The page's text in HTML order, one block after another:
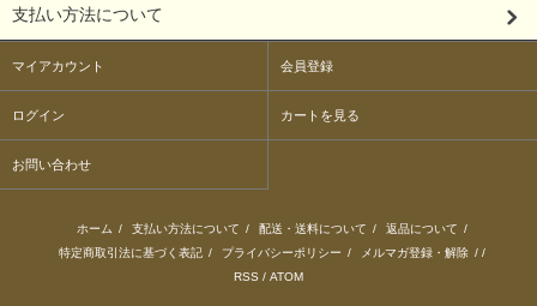
支払い方法について
マイアカウント 会員登録
ログイン カートを見る
お問い合わせ
ホーム / 支払い方法について / 配送・送料について / 返品について /
特定商取引法に基づく表記 / プライバシーポリシー / メルマガ登録・解除 / /
RSS / ATOM